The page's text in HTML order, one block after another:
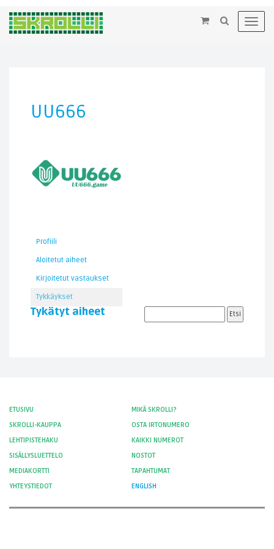
×
UU666
Profiili
Aloitetut aiheet
Kirjoitetut vastaukset
Tykkäykset
Tykätyt aiheet
ETUSIVU
MIKÄ SKROLLI?
SKROLLI-KAUPPA
OSTA IRTONUMERO
LEHTIPISTEHAKU
KAIKKI NUMEROT
SISÄLLYSLUETTELO
NOSTOT
MEDIAKORTTI
TAPAHTUMAT
YHTEYSTIEDOT
ENGLISH